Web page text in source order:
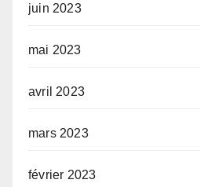
juin 2023
mai 2023
avril 2023
mars 2023
février 2023